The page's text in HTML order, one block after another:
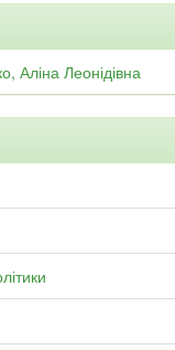
Аліна Леонідівна